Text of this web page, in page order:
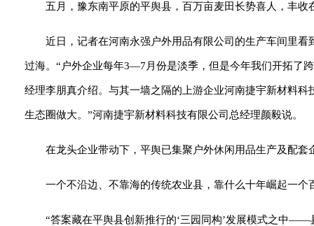
五月，豫东南平原的平舆县，百万亩麦田长势喜人，丰收
近日，记者在河南永强户外用品有限公司的生产车间里
过海。“户外企业每年3—7月份是淡季，但是今年我们开拓了
经理李朋真介绍。与其一墙之隔的上游企业河南捷宇新材料
生态圈做大。”河南捷宇新材料科技有限公司总经理颜毅说。
在龙头企业带动下，平舆已集聚户外休闲用品生产及配
一个不沿边、不靠海的传统农业县，靠什么十年崛起一
“答案藏在平舆县创新推行的‘三园同构’发展模式之中